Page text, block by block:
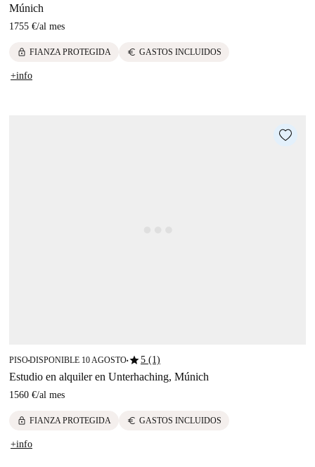
Múnich
1755 €/al mes
lock FIANZA PROTEGIDA euro GASTOS INCLUIDOS
+info
PISO■DISPONIBLE 10 AGOSTO■star5 (1)
Estudio en alquiler en Unterhaching, Múnich
1560 €/al mes
lock FIANZA PROTEGIDA euro GASTOS INCLUIDOS
+info